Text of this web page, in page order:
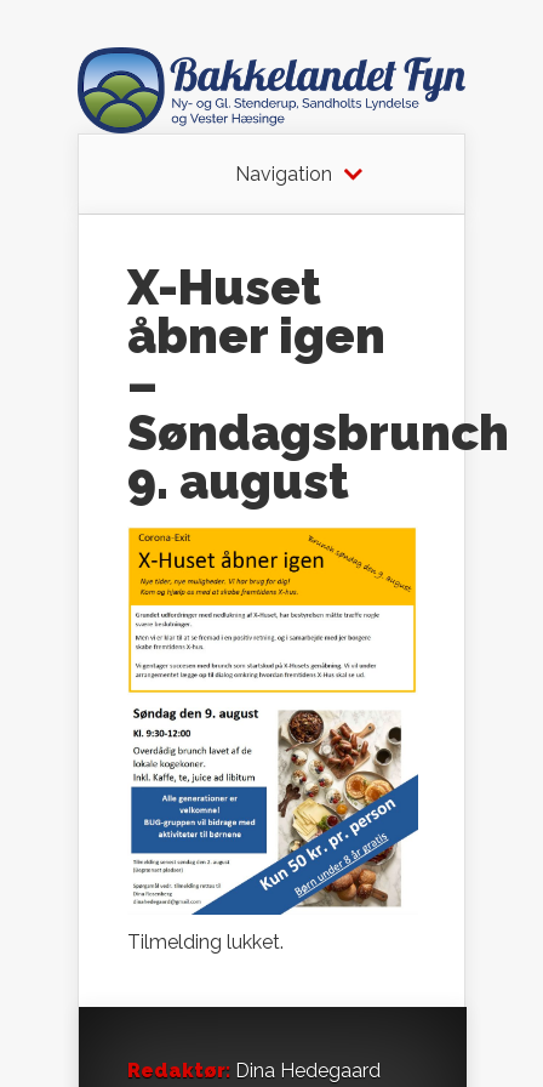
Navigation
X-Huset
åbner igen
–
Søndagsbrunch
9. august
Tilmelding lukket.
Redaktør: Dina Hedegaard